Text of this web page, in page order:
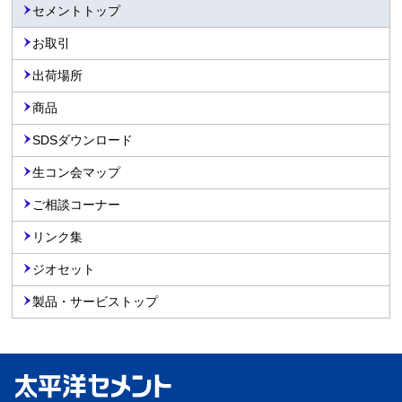
セメントトップ
お取引
出荷場所
商品
SDSダウンロード
生コン会マップ
ご相談コーナー
リンク集
ジオセット
製品・サービストップ